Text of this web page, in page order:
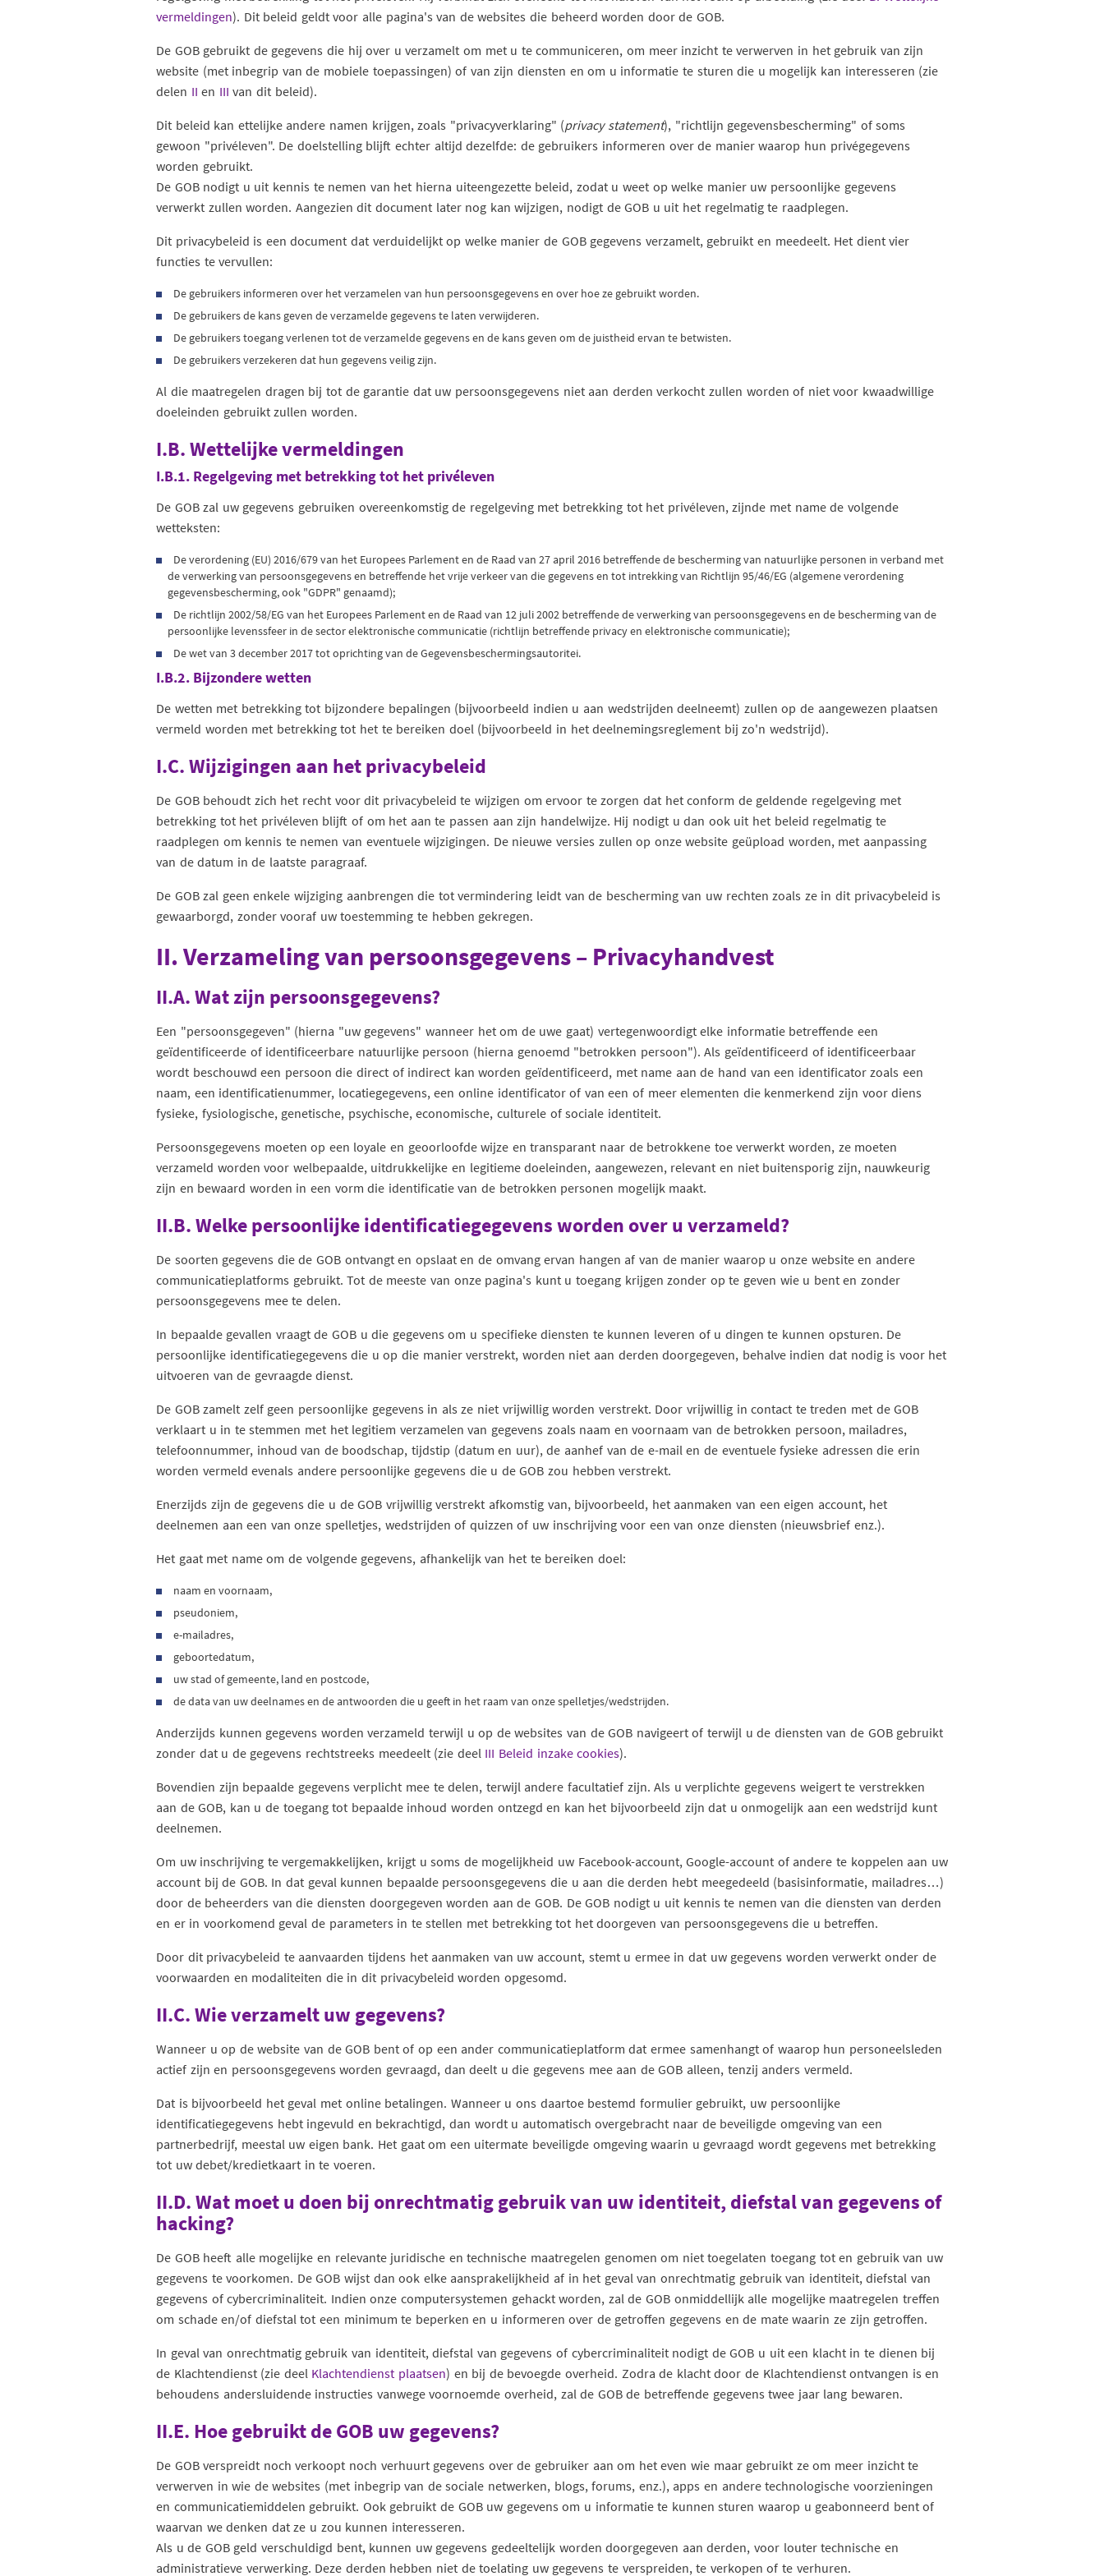
vermeldingen). Dit beleid geldt voor alle pagina's van de websites die beheerd worden door de GOB.
De GOB gebruikt de gegevens die hij over u verzamelt om met u te communiceren, om meer inzicht te verwerven in het gebruik van zijn
website (met inbegrip van de mobiele toepassingen) of van zijn diensten en om u informatie te sturen die u mogelijk kan interesseren (zie
delen II en III van dit beleid).
Dit beleid kan ettelijke andere namen krijgen, zoals "privacyverklaring" (privacy statement), "richtlijn gegevensbescherming" of soms
gewoon "privéleven". De doelstelling blijft echter altijd dezelfde: de gebruikers informeren over de manier waarop hun privégegevens
worden gebruikt.
De GOB nodigt u uit kennis te nemen van het hierna uiteengezette beleid, zodat u weet op welke manier uw persoonlijke gegevens
verwerkt zullen worden. Aangezien dit document later nog kan wijzigen, nodigt de GOB u uit het regelmatig te raadplegen.
Dit privacybeleid is een document dat verduidelijkt op welke manier de GOB gegevens verzamelt, gebruikt en meedeelt. Het dient vier
functies te vervullen:
De gebruikers informeren over het verzamelen van hun persoonsgegevens en over hoe ze gebruikt worden.
De gebruikers de kans geven de verzamelde gegevens te laten verwijderen.
De gebruikers toegang verlenen tot de verzamelde gegevens en de kans geven om de juistheid ervan te betwisten.
De gebruikers verzekeren dat hun gegevens veilig zijn.
Al die maatregelen dragen bij tot de garantie dat uw persoonsgegevens niet aan derden verkocht zullen worden of niet voor kwaadwillige
doeleinden gebruikt zullen worden.
I.B. Wettelijke vermeldingen
I.B.1. Regelgeving met betrekking tot het privéleven
De GOB zal uw gegevens gebruiken overeenkomstig de regelgeving met betrekking tot het privéleven, zijnde met name de volgende
wetteksten:
De verordening (EU) 2016/679 van het Europees Parlement en de Raad van 27 april 2016 betreffende de bescherming van natuurlijke personen in verband met
de verwerking van persoonsgegevens en betreffende het vrije verkeer van die gegevens en tot intrekking van Richtlijn 95/46/EG (algemene verordening
gegevensbescherming, ook "GDPR" genaamd);
De richtlijn 2002/58/EG van het Europees Parlement en de Raad van 12 juli 2002 betreffende de verwerking van persoonsgegevens en de bescherming van de
persoonlijke levenssfeer in de sector elektronische communicatie (richtlijn betreffende privacy en elektronische communicatie);
De wet van 3 december 2017 tot oprichting van de Gegevensbeschermingsautoritei.
I.B.2. Bijzondere wetten
De wetten met betrekking tot bijzondere bepalingen (bijvoorbeeld indien u aan wedstrijden deelneemt) zullen op de aangewezen plaatsen
vermeld worden met betrekking tot het te bereiken doel (bijvoorbeeld in het deelnemingsreglement bij zo'n wedstrijd).
I.C. Wijzigingen aan het privacybeleid
De GOB behoudt zich het recht voor dit privacybeleid te wijzigen om ervoor te zorgen dat het conform de geldende regelgeving met
betrekking tot het privéleven blijft of om het aan te passen aan zijn handelwijze. Hij nodigt u dan ook uit het beleid regelmatig te
raadplegen om kennis te nemen van eventuele wijzigingen. De nieuwe versies zullen op onze website geüpload worden, met aanpassing
van de datum in de laatste paragraaf.
De GOB zal geen enkele wijziging aanbrengen die tot vermindering leidt van de bescherming van uw rechten zoals ze in dit privacybeleid is
gewaarborgd, zonder vooraf uw toestemming te hebben gekregen.
II. Verzameling van persoonsgegevens – Privacyhandvest
II.A. Wat zijn persoonsgegevens?
Een "persoonsgegeven" (hierna "uw gegevens" wanneer het om de uwe gaat) vertegenwoordigt elke informatie betreffende een
geïdentificeerde of identificeerbare natuurlijke persoon (hierna genoemd "betrokken persoon"). Als geïdentificeerd of identificeerbaar
wordt beschouwd een persoon die direct of indirect kan worden geïdentificeerd, met name aan de hand van een identificator zoals een
naam, een identificatienummer, locatiegegevens, een online identificator of van een of meer elementen die kenmerkend zijn voor diens
fysieke, fysiologische, genetische, psychische, economische, culturele of sociale identiteit.
Persoonsgegevens moeten op een loyale en geoorloofde wijze en transparant naar de betrokkene toe verwerkt worden, ze moeten
verzameld worden voor welbepaalde, uitdrukkelijke en legitieme doeleinden, aangewezen, relevant en niet buitensporig zijn, nauwkeurig
zijn en bewaard worden in een vorm die identificatie van de betrokken personen mogelijk maakt.
II.B. Welke persoonlijke identificatiegegevens worden over u verzameld?
De soorten gegevens die de GOB ontvangt en opslaat en de omvang ervan hangen af van de manier waarop u onze website en andere
communicatieplatforms gebruikt. Tot de meeste van onze pagina's kunt u toegang krijgen zonder op te geven wie u bent en zonder
persoonsgegevens mee te delen.
In bepaalde gevallen vraagt de GOB u die gegevens om u specifieke diensten te kunnen leveren of u dingen te kunnen opsturen. De
persoonlijke identificatiegegevens die u op die manier verstrekt, worden niet aan derden doorgegeven, behalve indien dat nodig is voor het
uitvoeren van de gevraagde dienst.
De GOB zamelt zelf geen persoonlijke gegevens in als ze niet vrijwillig worden verstrekt. Door vrijwillig in contact te treden met de GOB
verklaart u in te stemmen met het legitiem verzamelen van gegevens zoals naam en voornaam van de betrokken persoon, mailadres,
telefoonnummer, inhoud van de boodschap, tijdstip (datum en uur), de aanhef van de e-mail en de eventuele fysieke adressen die erin
worden vermeld evenals andere persoonlijke gegevens die u de GOB zou hebben verstrekt.
Enerzijds zijn de gegevens die u de GOB vrijwillig verstrekt afkomstig van, bijvoorbeeld, het aanmaken van een eigen account, het
deelnemen aan een van onze spelletjes, wedstrijden of quizzen of uw inschrijving voor een van onze diensten (nieuwsbrief enz.).
Het gaat met name om de volgende gegevens, afhankelijk van het te bereiken doel:
naam en voornaam,
pseudoniem,
e-mailadres,
geboortedatum,
uw stad of gemeente, land en postcode,
de data van uw deelnames en de antwoorden die u geeft in het raam van onze spelletjes/wedstrijden.
Anderzijds kunnen gegevens worden verzameld terwijl u op de websites van de GOB navigeert of terwijl u de diensten van de GOB gebruikt
zonder dat u de gegevens rechtstreeks meedeelt (zie deel III Beleid inzake cookies).
Bovendien zijn bepaalde gegevens verplicht mee te delen, terwijl andere facultatief zijn. Als u verplichte gegevens weigert te verstrekken
aan de GOB, kan u de toegang tot bepaalde inhoud worden ontzegd en kan het bijvoorbeeld zijn dat u onmogelijk aan een wedstrijd kunt
deelnemen.
Om uw inschrijving te vergemakkelijken, krijgt u soms de mogelijkheid uw Facebook-account, Google-account of andere te koppelen aan uw
account bij de GOB. In dat geval kunnen bepaalde persoonsgegevens die u aan die derden hebt meegedeeld (basisinformatie, mailadres…)
door de beheerders van die diensten doorgegeven worden aan de GOB. De GOB nodigt u uit kennis te nemen van die diensten van derden
en er in voorkomend geval de parameters in te stellen met betrekking tot het doorgeven van persoonsgegevens die u betreffen.
Door dit privacybeleid te aanvaarden tijdens het aanmaken van uw account, stemt u ermee in dat uw gegevens worden verwerkt onder de
voorwaarden en modaliteiten die in dit privacybeleid worden opgesomd.
II.C. Wie verzamelt uw gegevens?
Wanneer u op de website van de GOB bent of op een ander communicatieplatform dat ermee samenhangt of waarop hun personeelsleden
actief zijn en persoonsgegevens worden gevraagd, dan deelt u die gegevens mee aan de GOB alleen, tenzij anders vermeld.
Dat is bijvoorbeeld het geval met online betalingen. Wanneer u ons daartoe bestemd formulier gebruikt, uw persoonlijke
identificatiegegevens hebt ingevuld en bekrachtigd, dan wordt u automatisch overgebracht naar de beveiligde omgeving van een
partnerbedrijf, meestal uw eigen bank. Het gaat om een uitermate beveiligde omgeving waarin u gevraagd wordt gegevens met betrekking
tot uw debet/kredietkaart in te voeren.
II.D. Wat moet u doen bij onrechtmatig gebruik van uw identiteit, diefstal van gegevens of
hacking?
De GOB heeft alle mogelijke en relevante juridische en technische maatregelen genomen om niet toegelaten toegang tot en gebruik van uw
gegevens te voorkomen. De GOB wijst dan ook elke aansprakelijkheid af in het geval van onrechtmatig gebruik van identiteit, diefstal van
gegevens of cybercriminaliteit. Indien onze computersystemen gehackt worden, zal de GOB onmiddellijk alle mogelijke maatregelen treffen
om schade en/of diefstal tot een minimum te beperken en u informeren over de getroffen gegevens en de mate waarin ze zijn getroffen.
In geval van onrechtmatig gebruik van identiteit, diefstal van gegevens of cybercriminaliteit nodigt de GOB u uit een klacht in te dienen bij
de Klachtendienst (zie deel Klachtendienst plaatsen) en bij de bevoegde overheid. Zodra de klacht door de Klachtendienst ontvangen is en
behoudens andersluidende instructies vanwege voornoemde overheid, zal de GOB de betreffende gegevens twee jaar lang bewaren.
II.E. Hoe gebruikt de GOB uw gegevens?
De GOB verspreidt noch verkoopt noch verhuurt gegevens over de gebruiker aan om het even wie maar gebruikt ze om meer inzicht te
verwerven in wie de websites (met inbegrip van de sociale netwerken, blogs, forums, enz.), apps en andere technologische voorzieningen
en communicatiemiddelen gebruikt. Ook gebruikt de GOB uw gegevens om u informatie te kunnen sturen waarop u geabonneerd bent of
waarvan we denken dat ze u zou kunnen interesseren.
Als u de GOB geld verschuldigd bent, kunnen uw gegevens gedeeltelijk worden doorgegeven aan derden, voor louter technische en
administratieve verwerking. Deze derden hebben niet de toelating uw gegevens te verspreiden, te verkopen of te verhuren.